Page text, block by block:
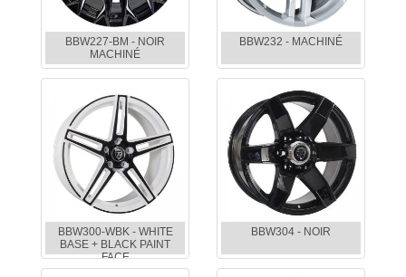
BBW227-BM - NOIR
MACHINÉ
BBW232 - MACHINÉ
BBW300-WBK - WHITE
BASE + BLACK PAINT
FACE
BBW304 - NOIR